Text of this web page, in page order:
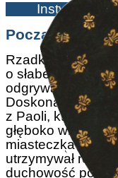
Instytut
Początki i
Rzadko zdarza
o słabej wierze,
odgrywa
Doskonale widać
z Paoli, którego
głęboko
miasteczka
utrzymywał
duchowość